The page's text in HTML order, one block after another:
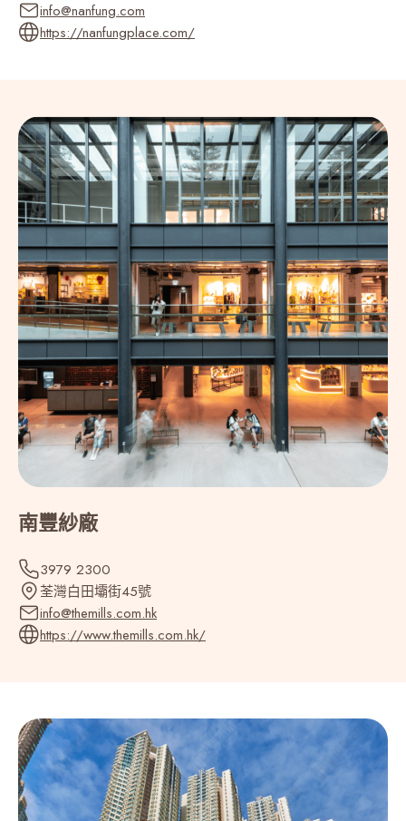
Swaziland (268)
Switzerland (Schweiz) (41)
Syria (‫سوريا‬‎) (963)
Tajikistan (992)
Tanzania (255)
Thailand (ไทย) (66)
Timor-Leste (670)
Togo (228)
Tonga (676)
Trinidad and Tobago (1868)
Turkey (Türkiye) (90)
Turkmenistan (993)
info@nanfung.com
https://nanfungplace.com/
南豐紗廠
3979 2300
荃灣白田壩街45號
info@themills.com.hk
https://www.themills.com.hk/